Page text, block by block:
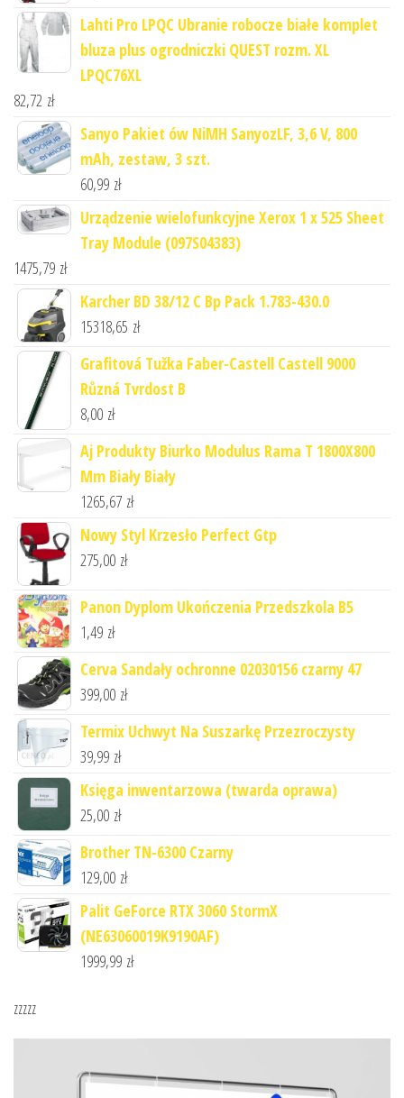
Lahti Pro LPQC Ubranie robocze białe komplet
bluza plus ogrodniczki QUEST rozm. XL
LPQC76XL
82,72 zł
Sanyo Pakiet ów NiMH SanyozLF, 3,6 V, 800
mAh, zestaw, 3 szt.
60,99 zł
Urządzenie wielofunkcyjne Xerox 1 x 525 Sheet
Tray Module (097S04383)
1475,79 zł
Karcher BD 38/12 C Bp Pack 1.783-430.0
15318,65 zł
Grafitová Tužka Faber-Castell Castell 9000
Různá Tvrdost B
8,00 zł
Aj Produkty Biurko Modulus Rama T 1800X800
Mm Biały Biały
1265,67 zł
Nowy Styl Krzesło Perfect Gtp
275,00 zł
Panon Dyplom Ukończenia Przedszkola B5
1,49 zł
Cerva Sandały ochronne 02030156 czarny 47
399,00 zł
Termix Uchwyt Na Suszarkę Przezroczysty
39,99 zł
Księga inwentarzowa (twarda oprawa)
25,00 zł
Brother TN-6300 Czarny
129,00 zł
Palit GeForce RTX 3060 StormX
(NE63060019K9190AF)
1999,99 zł
zzzzz